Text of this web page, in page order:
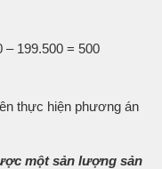
199.500 = 500
thực hiện phương án
một sản lượng sản